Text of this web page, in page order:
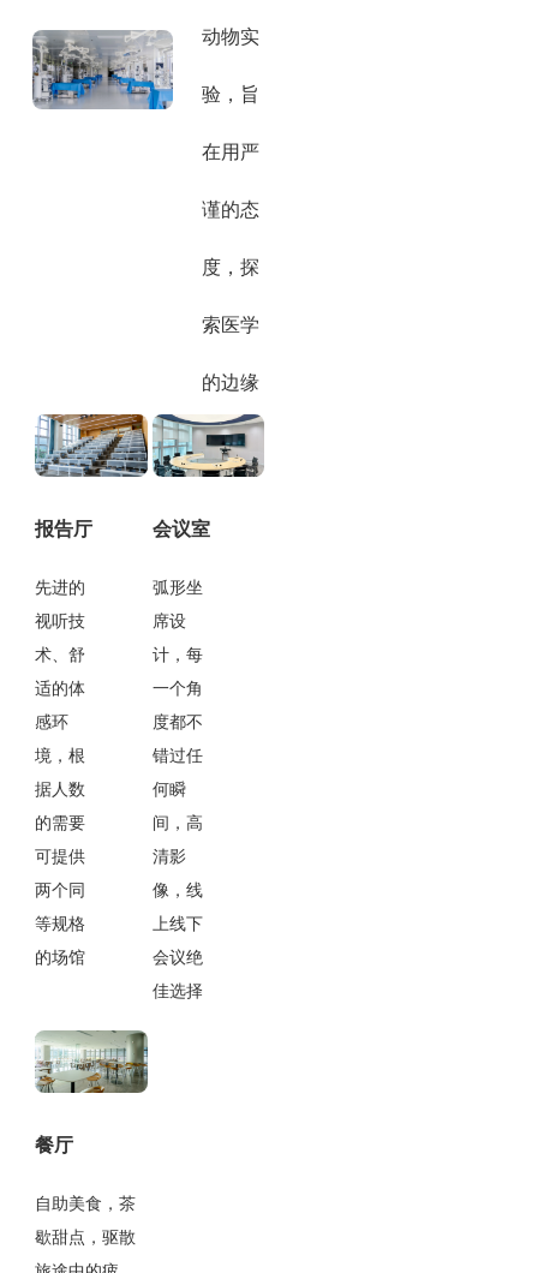
动物实
验，旨
在用严
谨的态
度，探
索医学
的边缘
报告厅
先进的
视听技
术、舒
适的体
感环
境，根
据人数
的需要
可提供
两个同
等规格
的场馆
会议室
弧形坐
席设
计，每
一个角
度都不
错过任
何瞬
间，高
清影
像，线
上线下
会议绝
佳选择
餐厅
自助美食，茶
歇甜点，驱散